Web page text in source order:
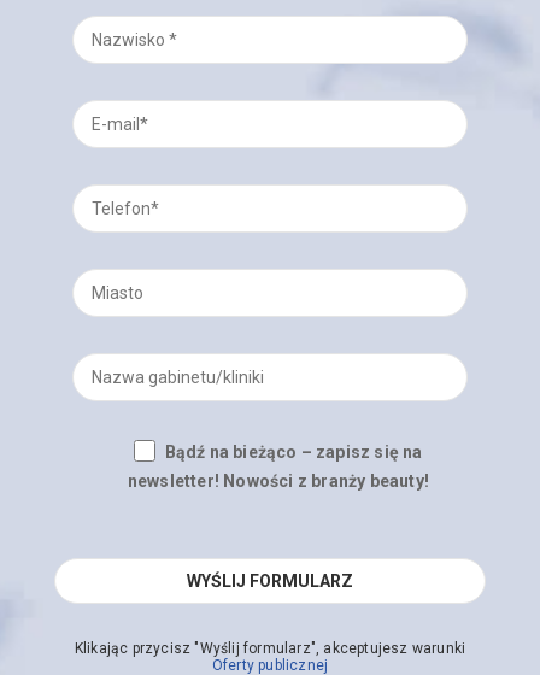
Bądź na bieżąco – zapisz się na
newsletter! Nowości z branży beauty!
Klikając przycisz "Wyślij formularz", akceptujesz warunki
Oferty publicznej